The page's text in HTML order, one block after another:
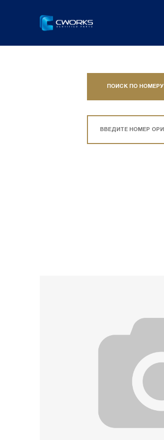
ПОИСК ПО НОМЕРУ